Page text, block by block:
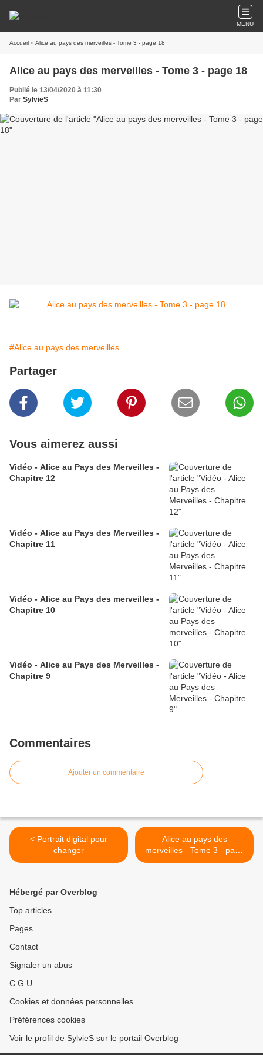
MENU
Accueil » Alice au pays des merveilles - Tome 3 - page 18
Alice au pays des merveilles - Tome 3 - page 18
Publié le 13/04/2020 à 11:30
Par SylvieS
#Alice au pays des merveilles
Partager
Vous aimerez aussi
Vidéo - Alice au Pays des Merveilles -
Chapitre 12
Vidéo - Alice au Pays des Merveilles -
Chapitre 11
Vidéo - Alice au Pays des merveilles -
Chapitre 10
Vidéo - Alice au Pays des Merveilles -
Chapitre 9
Commentaires
Ajouter un commentaire
< Portrait digital pour
changer
Alice au pays des
merveilles - Tome 3 - page
19 >
Hébergé par Overblog
Top articles
Pages
Contact
Signaler un abus
C.G.U.
Cookies et données personnelles
Préférences cookies
Voir le profil de SylvieS sur le portail Overblog